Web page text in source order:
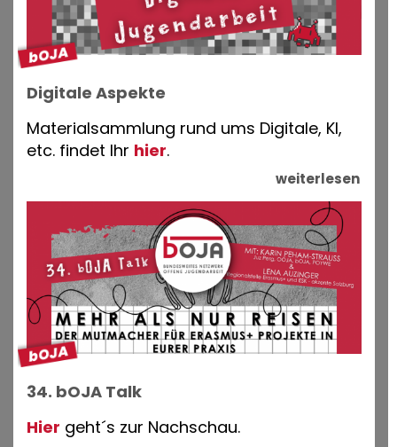
Digitale Aspekte
Materialsammlung rund ums Digitale, KI,
etc. findet Ihr hier.
weiterlesen
34. bOJA Talk
Hier geht´s zur Nachschau.